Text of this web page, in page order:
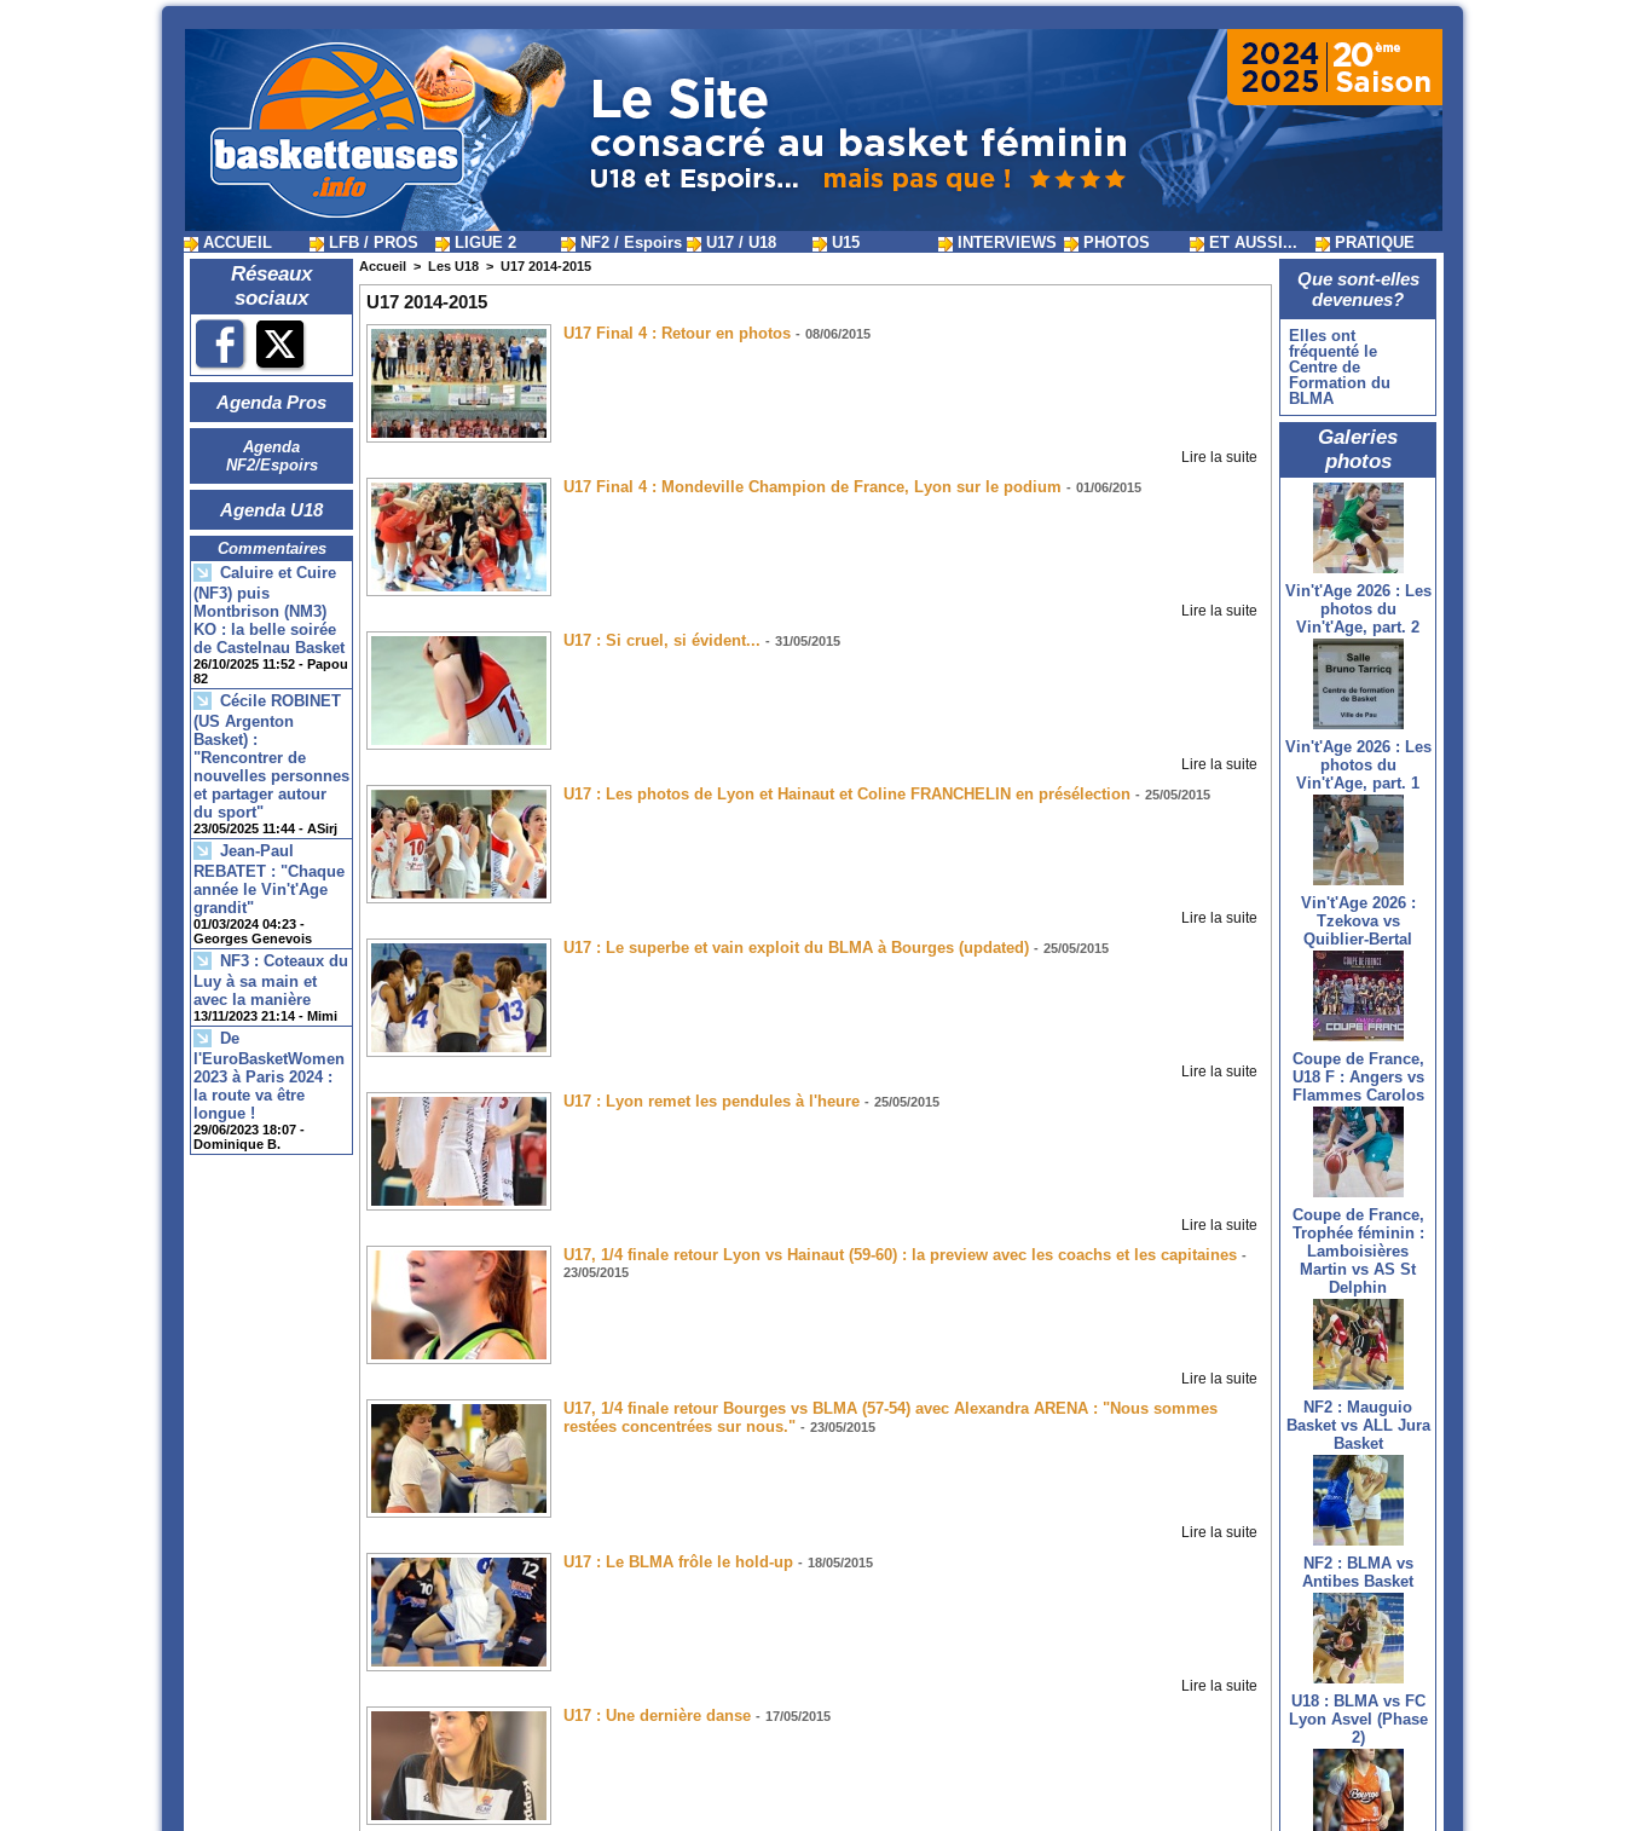
ACCUEIL LFB / PROS LIGUE 2 NF2 / Espoirs U17 / U18 U15 INTERVIEWS PHOTOS ET AUSSI... PRATIQUE
Réseaux
sociaux
Agenda Pros
Agenda
NF2/Espoirs
Agenda U18
Commentaires
Caluire et Cuire
(NF3) puis
Montbrison (NM3)
KO : la belle soirée
de Castelnau Basket
26/10/2025 11:52 - Papou
82
Cécile ROBINET
(US Argenton
Basket) :
"Rencontrer de
nouvelles personnes
et partager autour
du sport"
23/05/2025 11:44 - ASirj
Jean-Paul
REBATET : "Chaque
année le Vin't'Age
grandit"
01/03/2024 04:23 -
Georges Genevois
NF3 : Coteaux du
Luy à sa main et
avec la manière
13/11/2023 21:14 - Mimi
De
l'EuroBasketWomen
2023 à Paris 2024 :
la route va être
longue !
29/06/2023 18:07 -
Dominique B.
Accueil > Les U18 > U17 2014-2015
U17 2014-2015
U17 Final 4 : Retour en photos - 08/06/2015
Lire la suite
U17 Final 4 : Mondeville Champion de France, Lyon sur le podium - 01/06/2015
Lire la suite
U17 : Si cruel, si évident... - 31/05/2015
Lire la suite
U17 : Les photos de Lyon et Hainaut et Coline FRANCHELIN en présélection - 25/05/2015
Lire la suite
U17 : Le superbe et vain exploit du BLMA à Bourges (updated) - 25/05/2015
Lire la suite
U17 : Lyon remet les pendules à l'heure - 25/05/2015
Lire la suite
U17, 1/4 finale retour Lyon vs Hainaut (59-60) : la preview avec les coachs et les capitaines -
23/05/2015
Lire la suite
U17, 1/4 finale retour Bourges vs BLMA (57-54) avec Alexandra ARENA : "Nous sommes
restées concentrées sur nous." - 23/05/2015
Lire la suite
U17 : Le BLMA frôle le hold-up - 18/05/2015
Lire la suite
U17 : Une dernière danse - 17/05/2015
Que sont-elles
devenues?
Elles ont
fréquenté le
Centre de
Formation du
BLMA
Galeries
photos
Vin't'Age 2026 : Les
photos du
Vin't'Age, part. 2
Vin't'Age 2026 : Les
photos du
Vin't'Age, part. 1
Vin't'Age 2026 :
Tzekova vs
Quiblier-Bertal
Coupe de France,
U18 F : Angers vs
Flammes Carolos
Coupe de France,
Trophée féminin :
Lamboisières
Martin vs AS St
Delphin
NF2 : Mauguio
Basket vs ALL Jura
Basket
NF2 : BLMA vs
Antibes Basket
U18 : BLMA vs FC
Lyon Asvel (Phase
2)